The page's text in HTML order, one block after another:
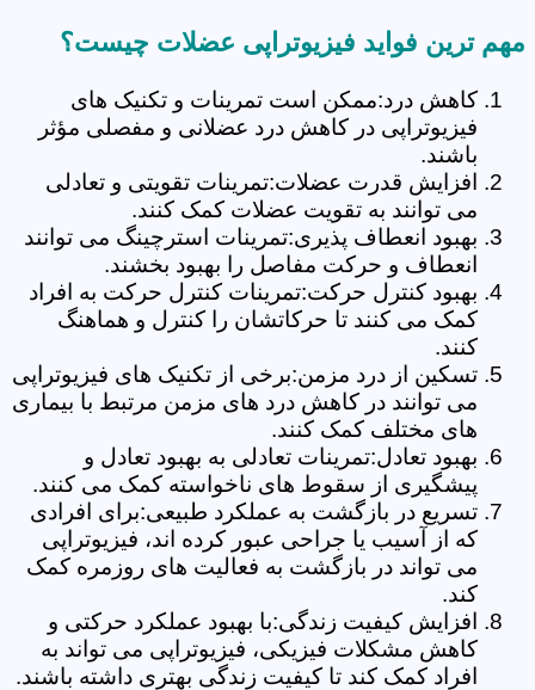
مهم ترین فواید فیزیوتراپی عضلات چیست؟
کاهش درد:ممکن است تمرینات و تکنیک های
فیزیوتراپی در کاهش درد عضلانی و مفصلی مؤثر
باشند.
افزایش قدرت عضلات:تمرینات تقویتی و تعادلی
می توانند به تقویت عضلات کمک کنند.
بهبود انعطاف پذیری:تمرینات استرچینگ می توانند
انعطاف و حرکت مفاصل را بهبود بخشند.
بهبود کنترل حرکت:تمرینات کنترل حرکت به افراد
کمک می کنند تا حرکاتشان را کنترل و هماهنگ
کنند.
تسکین از درد مزمن:برخی از تکنیک های فیزیوتراپی
می توانند در کاهش درد های مزمن مرتبط با بیماری
های مختلف کمک کنند.
بهبود تعادل:تمرینات تعادلی به بهبود تعادل و
پیشگیری از سقوط های ناخواسته کمک می کنند.
تسریع در بازگشت به عملکرد طبیعی:برای افرادی
که از آسیب یا جراحی عبور کرده اند، فیزیوتراپی
می تواند در بازگشت به فعالیت های روزمره کمک
کند.
افزایش کیفیت زندگی:با بهبود عملکرد حرکتی و
کاهش مشکلات فیزیکی، فیزیوتراپی می تواند به
افراد کمک کند تا کیفیت زندگی بهتری داشته باشند.